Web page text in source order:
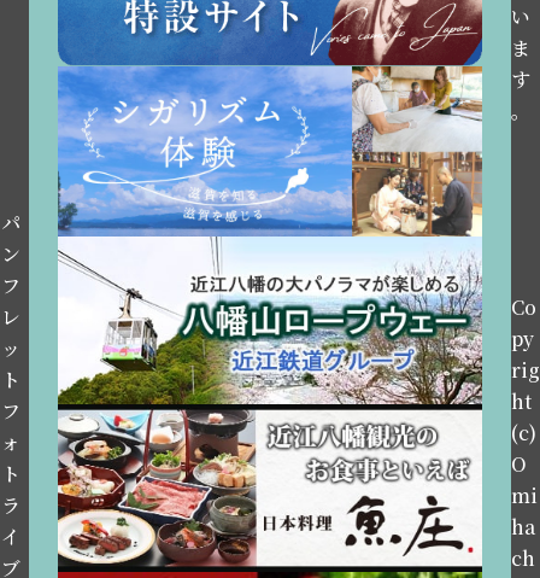
パ
ン
フ
レ
ッ
ト
フ
ォ
ト
ラ
イ
ブ
い
ま
す
。
Co
py
rig
ht
(c)
O
mi
ha
ch